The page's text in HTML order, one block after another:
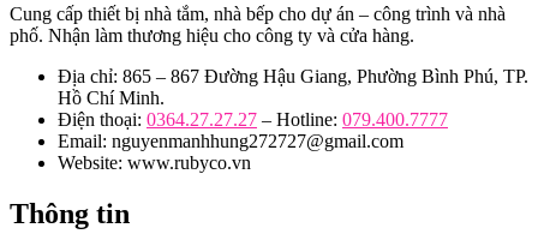
Cung cấp thiết bị nhà tắm, nhà bếp cho dự án – công trình và nhà
phố. Nhận làm thương hiệu cho công ty và cửa hàng.
Địa chỉ: 865 – 867 Đường Hậu Giang, Phường Bình Phú, TP.
Hồ Chí Minh.
Điện thoại: 0364.27.27.27 – Hotline: 079.400.7777
Email: nguyenmanhhung272727@gmail.com
Website: www.rubyco.vn
Thông tin